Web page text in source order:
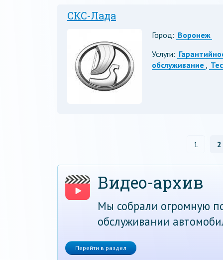
СКС-Лада
Город: Воронеж
Услуги:
обслуживание ,
1 2
Видео-архив
Мы собрали огромную
обслуживании
Перейти в раздел